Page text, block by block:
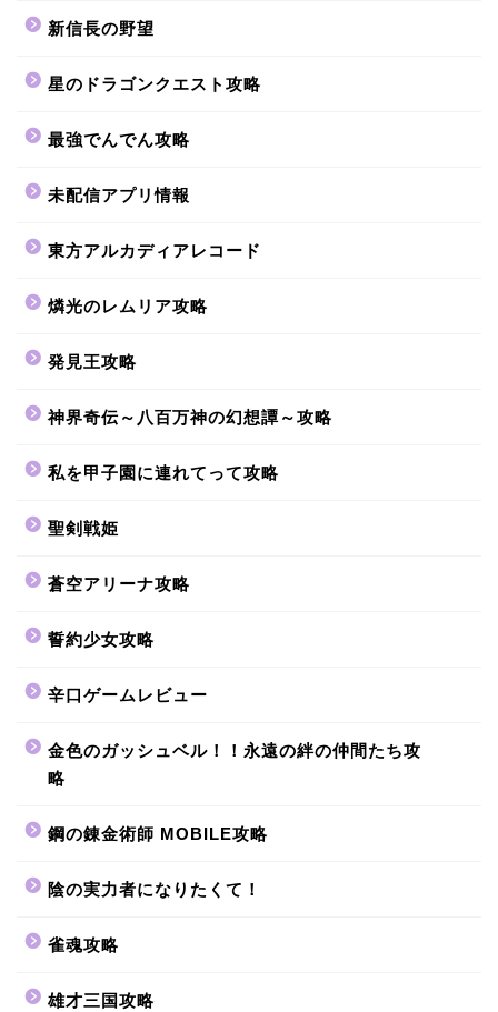
新信長の野望
星のドラゴンクエスト攻略
最強でんでん攻略
未配信アプリ情報
東方アルカディアレコード
燐光のレムリア攻略
発見王攻略
神界奇伝～八百万神の幻想譚～攻略
私を甲子園に連れてって攻略
聖剣戦姫
蒼空アリーナ攻略
誓約少女攻略
辛口ゲームレビュー
金色のガッシュベル！！永遠の絆の仲間たち攻
略
鋼の錬金術師 MOBILE攻略
陰の実力者になりたくて！
雀魂攻略
雄才三国攻略